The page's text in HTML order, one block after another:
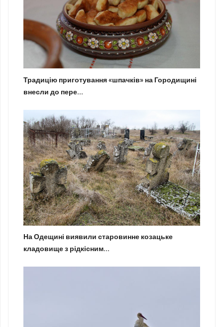
Традицію приготування «шпачків» на Городищині
внесли до пере...
На Одещині виявили старовинне козацьке
кладовище з рідкісним...